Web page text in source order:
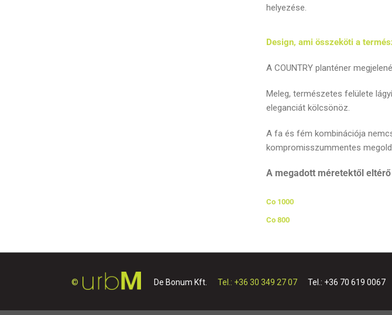
helyezése.
Design, ami összeköti a
A COUNTRY planténer
Meleg, természetes felülete
eleganciát kölcsönöz.
A fa és fém kombinációja
kompromisszummentes
A megadott méretektől
Co 1000
Co 800
© De Bonum Kft. Tel.: +36 30 349 27 07 Tel.: +36 70 619 0067